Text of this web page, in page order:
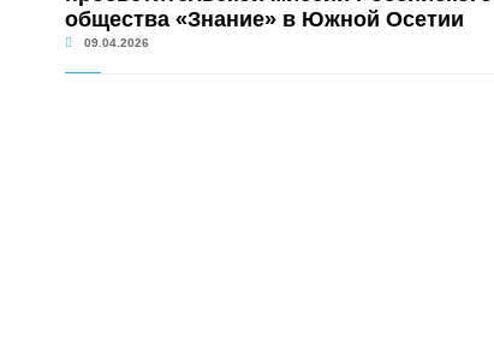
общества «Знание» в Южной Осетии
09.04.2026